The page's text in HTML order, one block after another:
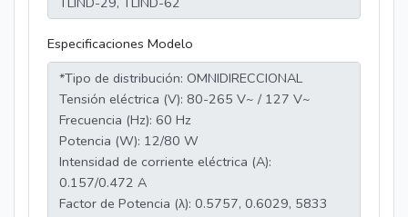
Especificaciones Modelo